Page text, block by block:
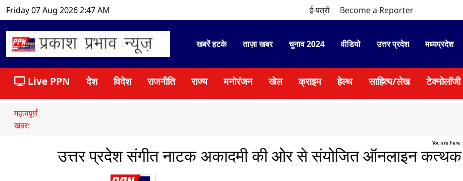
Friday 07 Aug 2026 2:47 AM ई-पत्रों Become a Reporter
खबरें हटके ताज़ा खबर चुनाव 2024 वीडियो उत्तर प्रदेश मध्यप्रदेश
Live PPN देश विदेश राजनीति राज्य मनोरंजन खेल क्राइम हेल्थ साहित्य/लेख टेक्नोलॉजी
महत्वपूर्ण
खबर:
You are here :
उत्तर प्रदेश संगीत नाटक अकादमी की ओर से संयोजित ऑनलाइन कत्थक